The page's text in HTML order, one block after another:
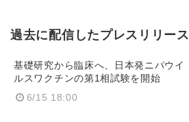
過去に配信したプレスリリース
基礎研究から臨床へ、日本発ニパウイ
ルスワクチンの第1相試験を開始
6/15 18:00